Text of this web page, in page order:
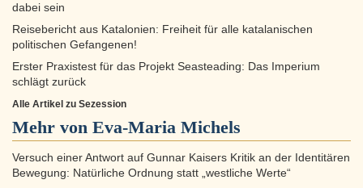
dabei sein
Reisebericht aus Katalonien: Freiheit für alle katalanischen
politischen Gefangenen!
Erster Praxistest für das Projekt Seasteading: Das Imperium
schlägt zurück
Alle Artikel zu Sezession
Mehr von Eva-Maria Michels
Versuch einer Antwort auf Gunnar Kaisers Kritik an der Identitären
Bewegung: Natürliche Ordnung statt „westliche Werte“